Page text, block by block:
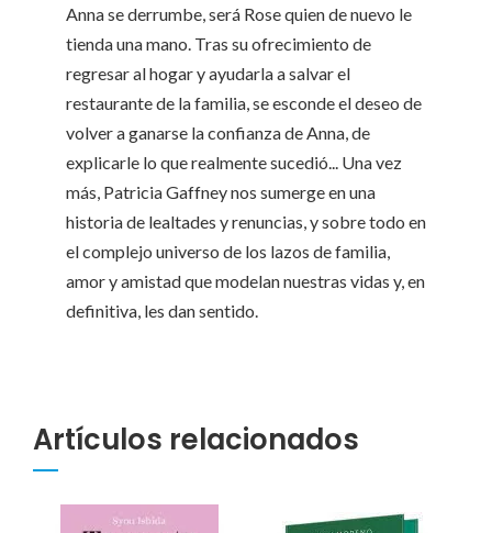
Anna se derrumbe, será Rose quien de nuevo le
tienda una mano. Tras su ofrecimiento de
regresar al hogar y ayudarla a salvar el
restaurante de la familia, se esconde el deseo de
volver a ganarse la confianza de Anna, de
explicarle lo que realmente sucedió... Una vez
más, Patricia Gaffney nos sumerge en una
historia de lealtades y renuncias, y sobre todo en
el complejo universo de los lazos de familia,
amor y amistad que modelan nuestras vidas y, en
definitiva, les dan sentido.
Artículos relacionados